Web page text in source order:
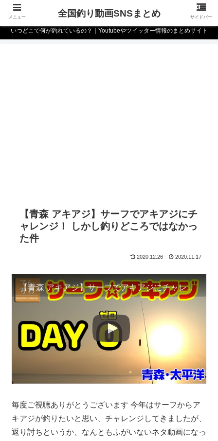
いつどこで何が釣れているの？｜Youtubeやツイッター情報のまとめサイト
【青森 アキアジ】サーフでアキアジにチ
ャレンジ！ しかし釣りどころではなかっ
た件
2020.12.26 2020.11.17
【青森 アキアジ】サーフでアキアジにチャレンジ！ しかし釣りどころではなかった件
毎度ご視聴ありがとうございます 今年はサーフからア
キアジが釣りたいと思い、チャレンジしてきましたが、
返り討ちというか、なんともふがいないネタ動画になっ
メニュー 全国釣り動画SNSまとめ サイドバー